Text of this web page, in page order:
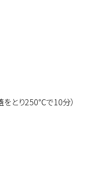
とり250℃で10分）